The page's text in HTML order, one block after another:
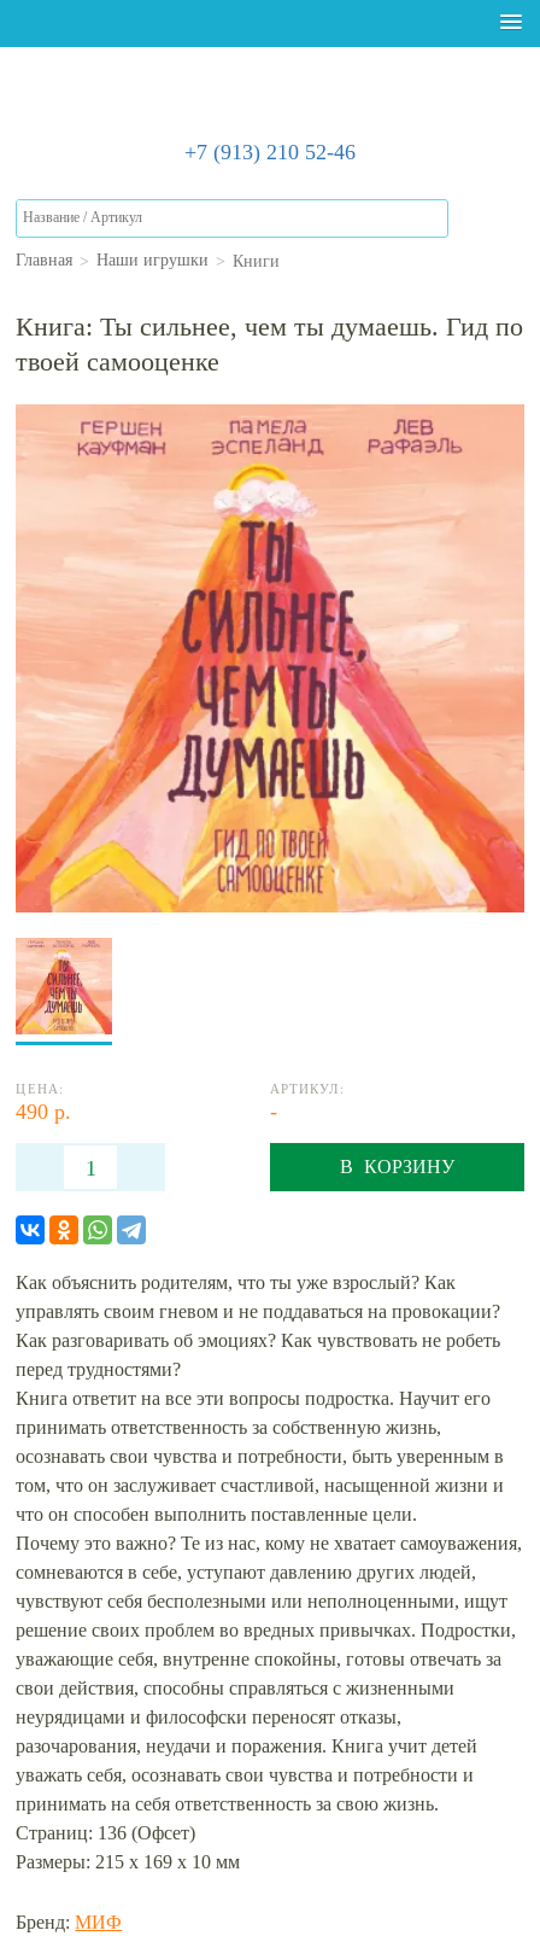
+7 (913) 210 52-46
Главная > Наши игрушки > Книги
Книга: Ты сильнее, чем ты думаешь. Гид по
твоей самооценке
ЦЕНА:
490 р.
АРТИКУЛ:
-
В КОРЗИНУ
Как объяснить родителям, что ты уже взрослый? Как
управлять своим гневом и не поддаваться на провокации?
Как разговаривать об эмоциях? Как чувствовать не робеть
перед трудностями?
Книга ответит на все эти вопросы подростка. Научит его
принимать ответственность за собственную жизнь,
осознавать свои чувства и потребности, быть уверенным в
том, что он заслуживает счастливой, насыщенной жизни и
что он способен выполнить поставленные цели.
Почему это важно? Те из нас, кому не хватает самоуважения,
сомневаются в себе, уступают давлению других людей,
чувствуют себя бесполезными или неполноценными, ищут
решение своих проблем во вредных привычках. Подростки,
уважающие себя, внутренне спокойны, готовы отвечать за
свои действия, способны справляться с жизненными
неурядицами и философски переносят отказы,
разочарования, неудачи и поражения. Книга учит детей
уважать себя, осознавать свои чувства и потребности и
принимать на себя ответственность за свою жизнь.
Страниц: 136 (Офсет)
Размеры: 215 x 169 x 10 мм
Бренд:МИФ